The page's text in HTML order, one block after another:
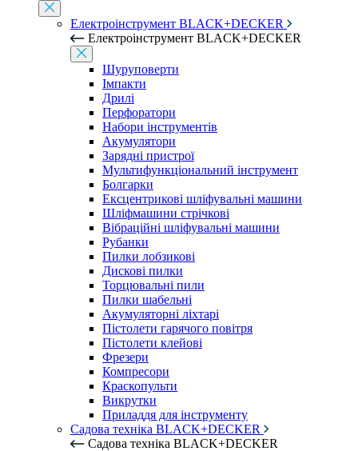
Електроінструмент BLACK+DECKER
Електроінструмент BLACK+DECKER
Шуруповерти
Імпакти
Дрилі
Перфоратори
Набори інструментів
Акумулятори
Зарядні пристрої
Мультифункціональний інструмент
Болгарки
Ексцентрикові шліфувальні машини
Шліфмашини стрічкові
Вібраційні шліфувальні машини
Рубанки
Пилки лобзикові
Дискові пилки
Торцювальні пили
Пилки шабельні
Акумуляторні ліхтарі
Пістолети гарячого повітря
Пістолети клейові
Фрезери
Компресори
Краскопульти
Викрутки
Приладдя для інструменту
Садова техніка BLACK+DECKER
Садова техніка BLACK+DECKER